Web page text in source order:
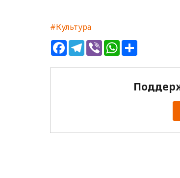
#Культура
FacebookTelegram
ViberWhatsApp